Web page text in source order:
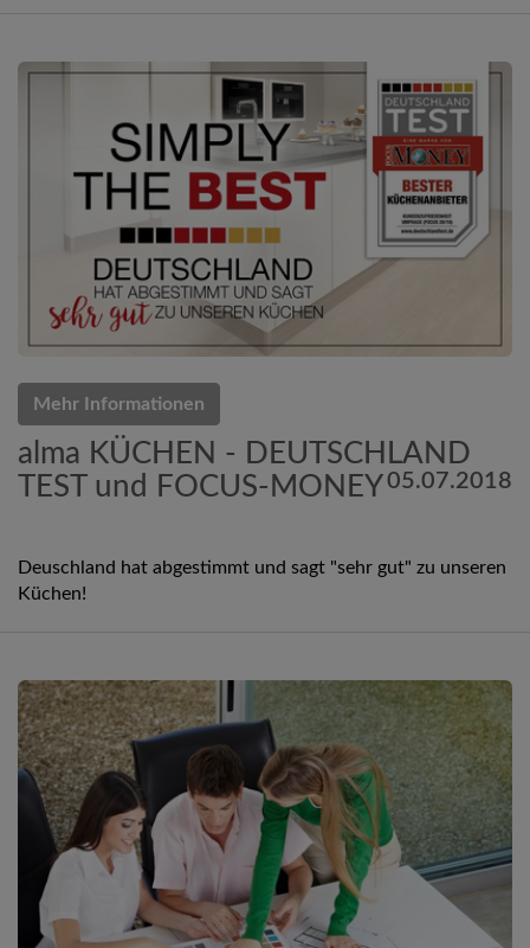
Mehr Informationen
alma KÜCHEN - DEUTSCHLAND
TEST und FOCUS-MONEY05.07.2018
Deuschland hat abgestimmt und sagt "sehr gut" zu unseren
Küchen!